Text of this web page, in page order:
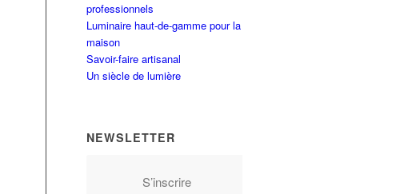
professionnels
Luminaire haut-de-gamme pour la
maison
Savoir-faire artisanal
Un siècle de lumière
NEWSLETTER
S’inscrire